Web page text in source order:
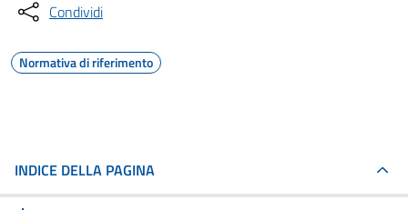
Condividi
Normativa di riferimento
INDICE DELLA PAGINA